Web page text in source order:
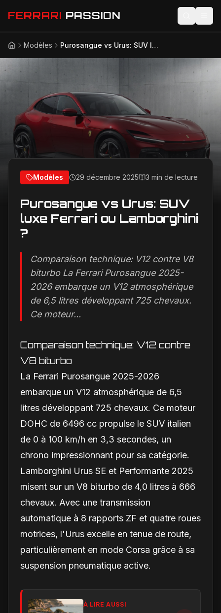
FERRARI PASSION
Actualités
Modèles
Compétition
Technologie
Lifestyle
AccueilModèles Purosangue vs Urus: SUV luxe Ferrari ou Lamborghini ?
Modèles 29 décembre 2025 3 min de lecture
Purosangue vs Urus: SUV
luxe Ferrari ou Lamborghini
?
Comparaison technique: V12 contre V8
biturbo La Ferrari Purosangue 2025-
2026 embarque un V12 atmosphérique
de 6,5 litres développant 725 chevaux.
Ce moteur...
Comparaison technique: V12 contre
V8 biturbo
La Ferrari Purosangue 2025-2026
embarque un V12 atmosphérique de 6,5
litres développant 725 chevaux. Ce moteur
DOHC de 6496 cc propulse le SUV italien
de 0 à 100 km/h en 3,3 secondes, un
chrono impressionnant pour sa catégorie.
Lamborghini Urus SE et Performante 2025
misent sur un V8 biturbo de 4,0 litres à 666
chevaux. Avec une transmission
automatique à 8 rapports ZF et quatre roues
motrices, l'Urus excelle en tenue de route,
particulièrement en mode Corsa grâce à sa
suspension pneumatique active.
À LIRE AUSSI